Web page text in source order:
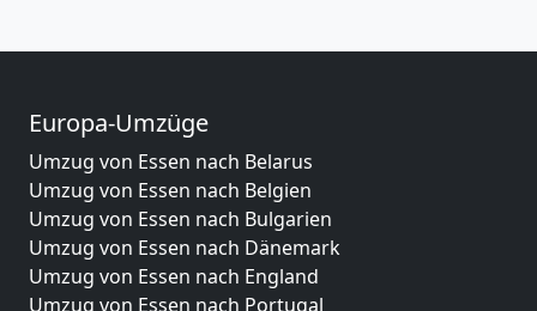
Europa-Umzüge
Umzug von Essen nach Belarus
Umzug von Essen nach Belgien
Umzug von Essen nach Bulgarien
Umzug von Essen nach Dänemark
Umzug von Essen nach England
Umzug von Essen nach Portugal